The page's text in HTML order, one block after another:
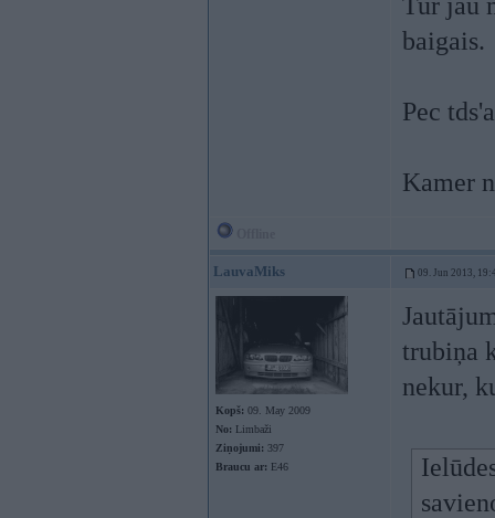
baigais.
Pec
Kamer
LauvaMiks 09. Jun 2013,
Kopš: 09. May 2009
No: Limbaži
Ziņojumi: 397
Braucu ar: E46
trubiņa
nekur,